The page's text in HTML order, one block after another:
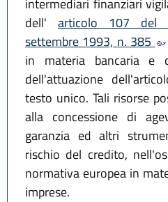
intermediari finanziari
dell' articolo 107 del
settembre 1993, n. 385
in materia bancaria e
dell'attuazione
testo unico. Tali risorse
alla concessione di
garanzia ed altri
rischio del credito,
normativa europea in
imprese.